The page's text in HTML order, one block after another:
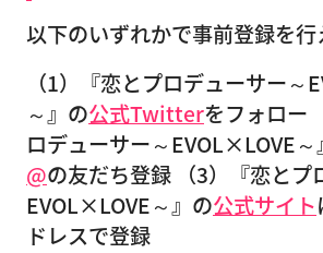
以下のいずれかで事前登録を行
（1）『恋とプロデューサー～
～』の公式Twitterをフォロー
ロデューサー～EVOL×LOVE～
@の友だち登録 （3）『恋とプ
EVOL×LOVE～』の公式サイト
ドレスで登録